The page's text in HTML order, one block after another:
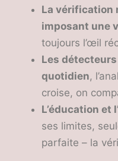
La vérification
imposant une
toujours l’œil
Les
quotidien,
croise, on
L’éducation
ses limites,
parfaite – la